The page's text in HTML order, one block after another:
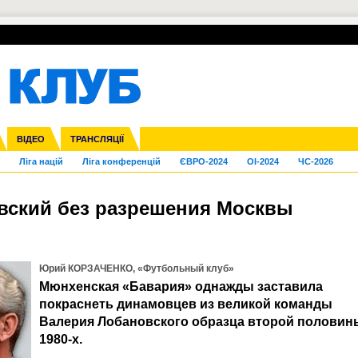
ВІДЕО ТРАНСЛЯЦІЇ
ліга Кубок України Молодіжка
Ліга націй Ліга конференцій ЄВРО-2024 OI-2024 ЧС-2026
Франція ІншіЧЄ-2015 (U-21)
УПЛ-ПЕРЕХОДИ
без разрешения Москвы
Юрий КОРЗАЧЕНКО, «Футбольный клуб»
Мюнхенская «Бавария» однажды заставила
покраснеть динамовцев из великой команды
Валерия Лобановского образца второй
1980-х.